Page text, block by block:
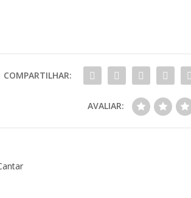
COMPARTILHAR:
AVALIAR: